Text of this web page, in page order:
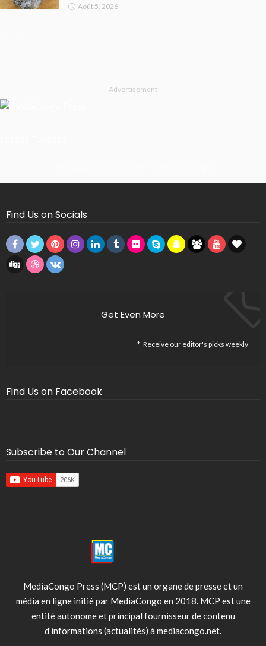
Août 5, 2026
- Advertisement -
Find Us on Socials
Get Even More
Receive our editor's picks weekly
Find Us on Facebook
Subscribe to Our Channel
MediaCongo Press (MCP) est un organe de presse et un
média en ligne initié par MediaCongo en 2018. MCP est une
entité autonome et principal fournisseur de contenu
d’informations (actualités) à mediacongo.net.